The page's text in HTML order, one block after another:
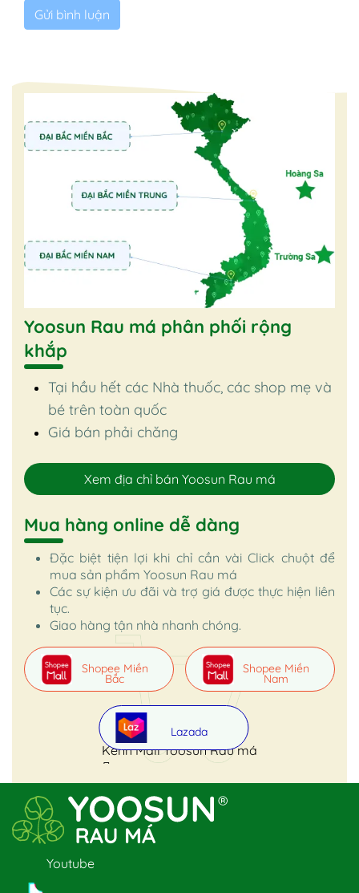
Yoosun Rau má phân phối rộng
khắp
Tại hầu hết các Nhà thuốc, các shop mẹ và
bé trên toàn quốc
Giá bán phải chăng
Xem địa chỉ bán Yoosun Rau má
Mua hàng online dễ dàng
Đặc biệt tiện lợi khi chỉ cần vài Click chuột để
mua sản phẩm Yoosun Rau má
Các sự kiện ưu đãi và trợ giá được thực hiện liên
tục.
Giao hàng tận nhà nhanh chóng.
Kênh Mall Yoosun Rau má
Shopee Miền
Bắc
Shopee Miền
Nam
Lazada
Youtube